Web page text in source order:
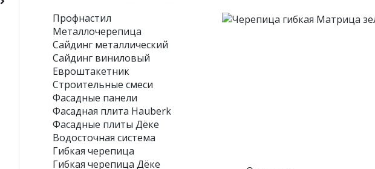
Профнастил
Металлочерепица
Сайдинг металлический
Сайдинг виниловый
Евроштакетник
Строительные смеси
Фасадные панели
Фасадная плита Hauberk
Фасадные плиты Дёке
Водосточная система
Гибкая черепица
Гибкая черепица Дёке